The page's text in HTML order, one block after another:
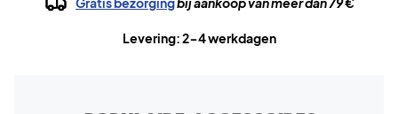
Levering: 2-4 werkdagen